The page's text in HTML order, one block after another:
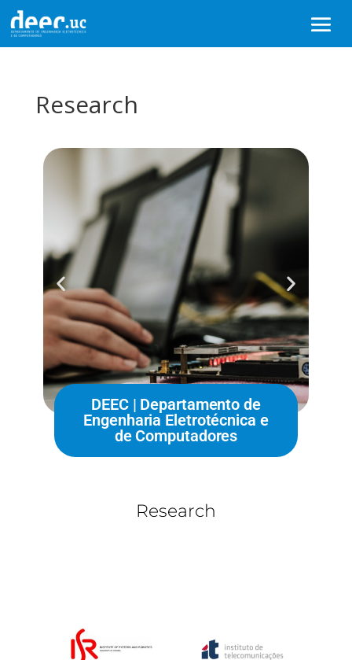
Research
DEEC | Departamento de
Engenharia Eletrotécnica e
de Computadores
Research